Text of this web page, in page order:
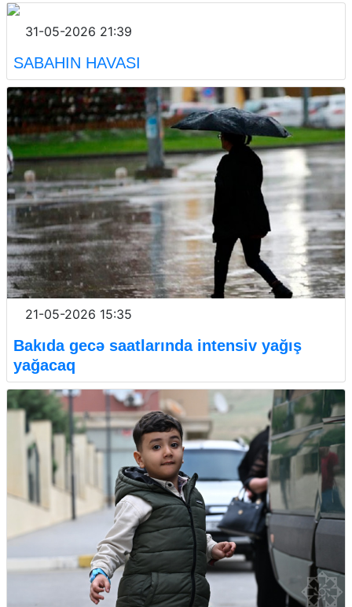
31-05-2026 21:39
SABAHIN HAVASI
21-05-2026 15:35
Bakıda gecə saatlarında intensiv yağış
yağacaq